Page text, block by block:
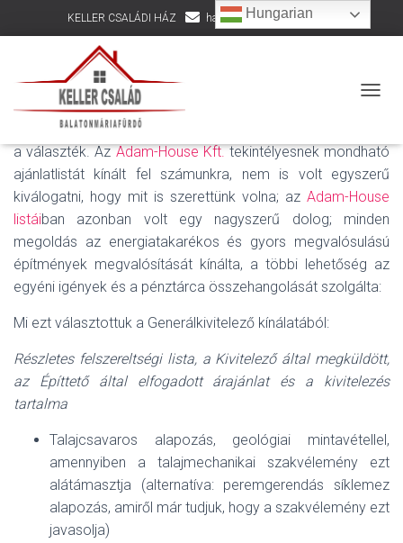
KELLER CSALÁDI HÁZ hazepites@kellercsalad.hu
AJÁNLATLISTA
A választás nem egyszerű dolog, különösen akkor, ha nagy
a választék. AzAdam-House Kft.tekintélyesnek mondható
ajánlatlistát kínált fel számunkra, nem is volt egyszerű
kiválogatni, hogy mit is szerettünk volna; az Adam-House
listáiban azonban volt egy nagyszerű dolog; minden
megoldás az energiatakarékos és gyors megvalósulású
építmények megvalósítását kínálta, a többi lehetőség az
egyéni igények és a pénztárca összehangolását szolgálta:
Mi ezt választottuk a Generálkivitelező kínálatából:
Részletes felszereltségi lista, a Kivitelező által megküldött,
az Építtető által elfogadott árajánlat és a kivitelezés
tartalma
Talajcsavaros alapozás, geológiai mintavétellel,
amennyiben a talajmechanikai szakvélemény ezt
alátámasztja (alternatíva: peremgerendás síklemez
alapozás, amiről már tudjuk, hogy a szakvélemény ezt
javasolja)
Hungarian